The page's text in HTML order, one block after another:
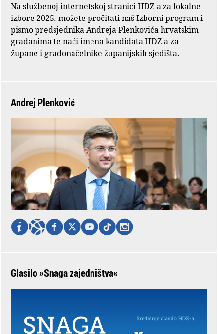
Na službenoj internetskoj stranici HDZ-a za lokalne
izbore 2025. možete pročitati naš Izborni program i
pismo predsjednika Andreja Plenkovića hrvatskim
građanima te naći imena kandidata HDZ-a za
župane i gradonačelnike županijskih sjedišta.
Andrej Plenković
Glasilo »Snaga zajedništva«